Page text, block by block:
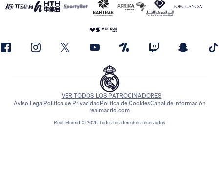
Real Madrid © 2026 Todos los derechos reservados
VER TODOS LOS PATROCINADORES
Aviso LegalPolítica de Privacidad Política de CookiesCanal de información
realmadrid.com